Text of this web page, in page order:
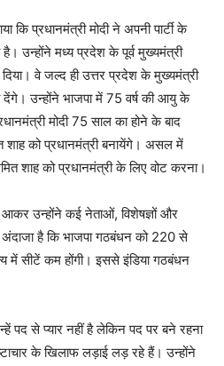
कि प्रधानमंत्री मोदी ने अपनी पार्टी के
उन्होंने मध्य प्रदेश के पूर्व मुख्यमंत्री
वे जल्द ही उत्तर प्रदेश के मुख्यमंत्री
देंगे। उन्होंने भाजपा में 75 वर्ष की आयु के
मोदी 75 साल का होने के बाद
को प्रधानमंत्री बनायेंगे। असल में
शाह को प्रधानमंत्री के लिए वोट करना।
उन्होंने कई नेताओं, विशेषज्ञों और
है कि भाजपा गठबंधन को 220 से
में सीटें कम होंगी। इससे इंडिया गठबंधन
पद से प्यार नहीं है लेकिन पद पर बने रहना
के खिलाफ लड़ाई लड़ रहे हैं। उन्होंने